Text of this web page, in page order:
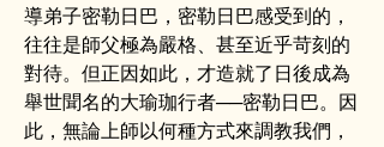
導弟子密勒日巴，密勒日巴感受到的，
往往是師父極為嚴格、甚至近乎苛刻的
對待。但正因如此，才造就了日後成為
舉世聞名的大瑜珈行者──密勒日巴。因
此，無論上師以何種方式來調教我們，